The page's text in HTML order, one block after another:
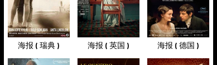
海报 ( 瑞典 ) 海报 ( 英国 ) 海报 ( 德国 )